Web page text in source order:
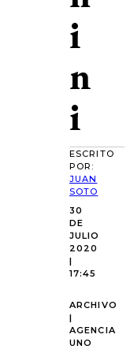
i
n
i
ESCRITO
POR:
JUAN
SOTO
30
DE
JULIO
2020
|
17:45
ARCHIVO
|
AGENCIA
UNO